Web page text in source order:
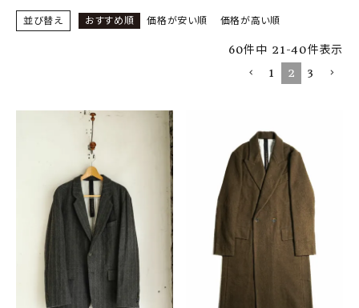
特定商取引法について
ACCOUNT MENU
ようこそ ゲスト 様
ログイン 会員登録
並び替え おすすめ順 価格が安い順 価格が高い順
60件中 21-40件表示
1
2 3